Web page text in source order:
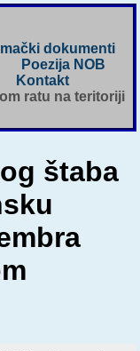
dokumenti
Poezija NOB
Kontakt
ratu na teritoriji
štaba